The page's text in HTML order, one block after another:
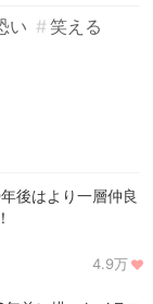
い 笑える
後はより一層仲良
4.9万